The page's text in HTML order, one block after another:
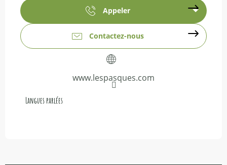
Appeler
Contactez-nous
www.lespasques.com
Langues parlées
Langues parlées